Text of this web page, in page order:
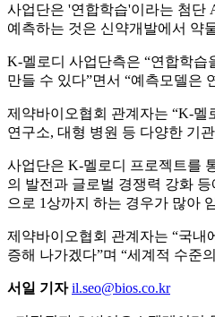
사업단은 '연합학습'이라는 첨단
예측하는 것은 신약개발에서 약
K-멜로디 사업단측은 “연합학습
만들 수 있다”면서 “예측모델은
제약바이오협회 관계자는 “K-멜
연구소, 대형 병원 등 다양한 기
사업단은 K-멜로디 프로젝트를
의 발전과 글로벌 경쟁력 강화
으로 1상까지 하는 경우가 많아
제약바이오협회 관계자는 “국내
증해 나가겠다”며 “세계적 수준
서일 기자 il.seo@bios.co.kr